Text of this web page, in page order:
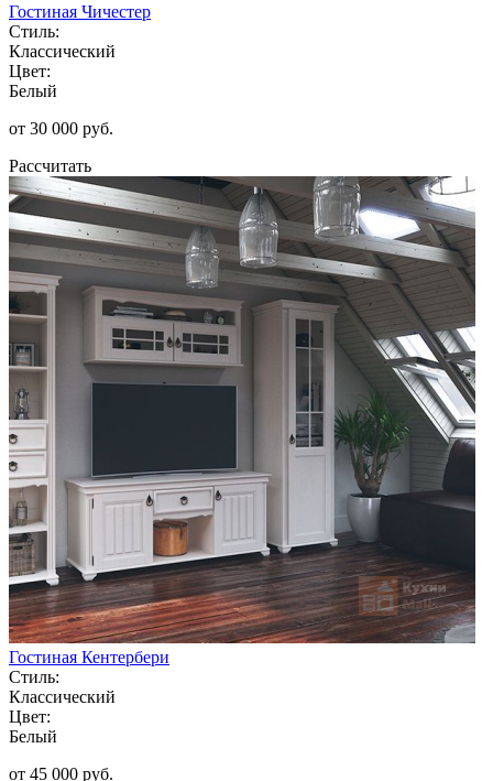
Гостиная Чичестер
Стиль:
Классический
Цвет:
Белый
от 30 000 руб.
Рассчитать
Гостиная Кентербери
Стиль:
Классический
Цвет:
Белый
от 45 000 руб.